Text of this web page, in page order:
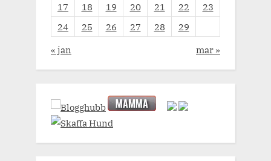
17
18 19 20 21 22
23
24
25 26 27 28
29
« jan
mar »